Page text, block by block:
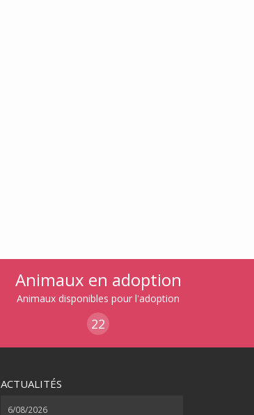
Animaux en adoption
Animaux disponibles pour l'adoption
22
ACTUALITÉS
6/08/2026